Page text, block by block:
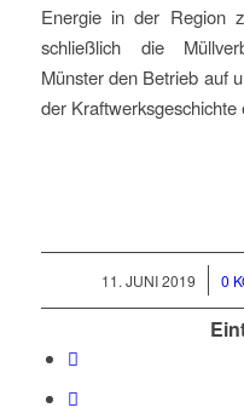
Energie in der Region
schließlich die
Münster den Betrieb auf
der Kraftwerksgeschichte
11. JUNI 2019
/ 0